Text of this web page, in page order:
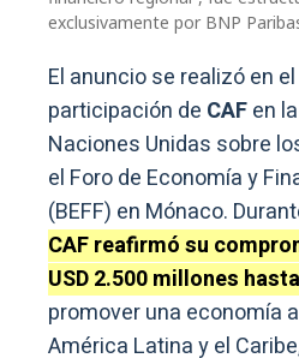
exclusivamente por BNP
El anuncio se realizó en
participación de CAFen
Naciones Unidas sobre
el Foro de Economía y
(BEFF) en Mónaco.
CAF reafirmó su
USD 2.500 millones
promover una economía
América Latina y el